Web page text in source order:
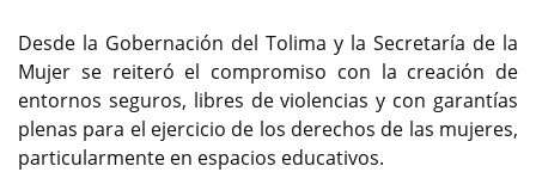
Desde la Gobernación del Tolima y la Secretaría de la
Mujer se reiteró el compromiso con la creación de
entornos seguros, libres de violencias y con garantías
plenas para el ejercicio de los derechos de las mujeres,
particularmente en espacios educativos.